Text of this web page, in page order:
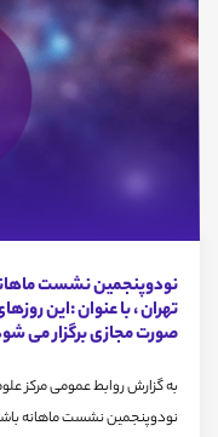
نودوپنجمین نشست
صورت مجازی برگزار می
نودوپنجمین نشست ماهانه